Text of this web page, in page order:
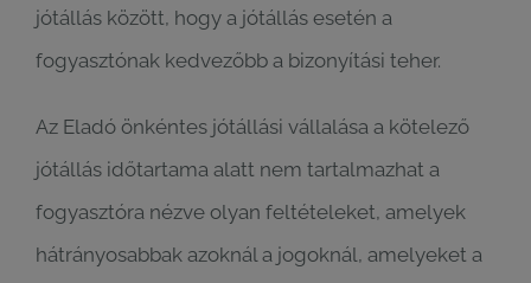
jótállás között, hogy a jótállás esetén a
fogyasztónak kedvezőbb a bizonyítási teher.
Az Eladó önkéntes jótállási vállalása a kötelező
jótállás időtartama alatt nem tartalmazhat a
fogyasztóra nézve olyan feltételeket, amelyek
hátrányosabbak azoknál a jogoknál, amelyeket a